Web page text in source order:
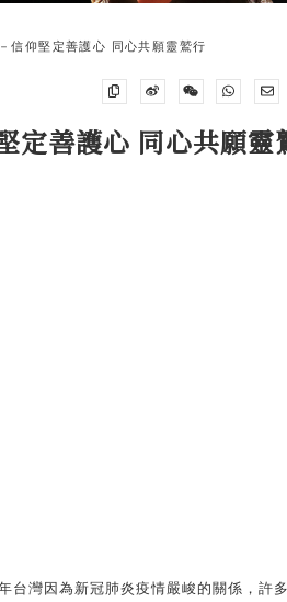
信仰堅定善護心 同心共願靈鷲行
定善護心 同心共願靈
台灣因為新冠肺炎疫情嚴峻的關係，許